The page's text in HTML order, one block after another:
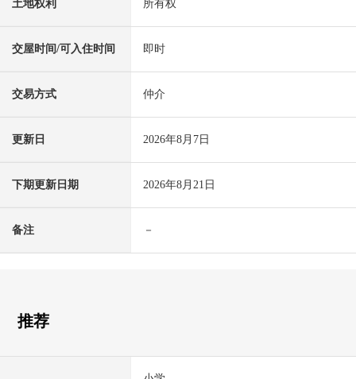
土地权利 所有权
交屋时间/可入住时间 即时
交易方式 仲介
更新日 2026年8月7日
下期更新日期 2026年8月21日
备注 －
推荐